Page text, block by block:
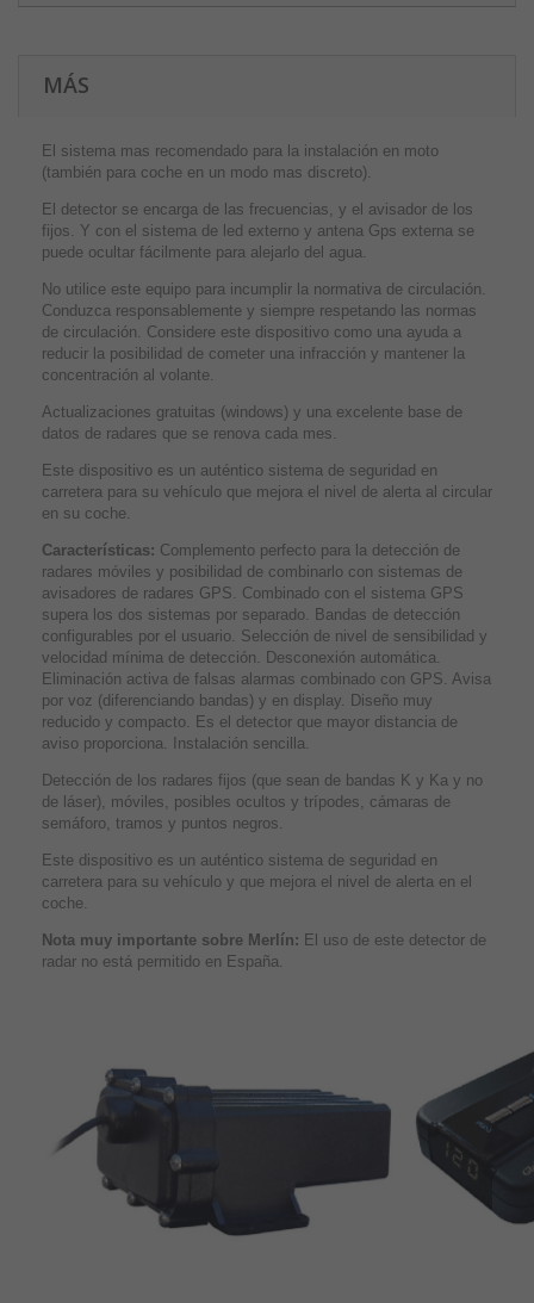
MÁS
El sistema mas recomendado para la instalación en moto
(también para coche en un modo mas discreto).
El detector se encarga de las frecuencias, y el avisador de los
fijos. Y con el sistema de led externo y antena Gps externa se
puede ocultar fácilmente para alejarlo del agua.
No utilice este equipo para incumplir la normativa de circulación.
Conduzca responsablemente y siempre respetando las normas
de circulación. Considere este dispositivo como una ayuda a
reducir la posibilidad de cometer una infracción y mantener la
concentración al volante.
Actualizaciones gratuitas (windows) y una excelente base de
datos de radares que se renova cada mes.
Este dispositivo es un auténtico sistema de seguridad en
carretera para su vehículo que mejora el nivel de alerta al circular
en su coche.
Características: Complemento perfecto para la detección de
radares móviles y posibilidad de combinarlo con sistemas de
avisadores de radares GPS. Combinado con el sistema GPS
supera los dos sistemas por separado. Bandas de detección
configurables por el usuario. Selección de nivel de sensibilidad y
velocidad mínima de detección. Desconexión automática.
Eliminación activa de falsas alarmas combinado con GPS. Avisa
por voz (diferenciando bandas) y en display. Diseño muy
reducido y compacto. Es el detector que mayor distancia de
aviso proporciona. Instalación sencilla.
Detección de los radares fijos (que sean de bandas K y Ka y no
de láser), móviles, posibles ocultos y trípodes, cámaras de
semáforo, tramos y puntos negros.
Este dispositivo es un auténtico sistema de seguridad en
carretera para su vehículo y que mejora el nivel de alerta en el
coche.
Nota muy importante sobre Merlín: El uso de este detector de
radar no está permitido en España.